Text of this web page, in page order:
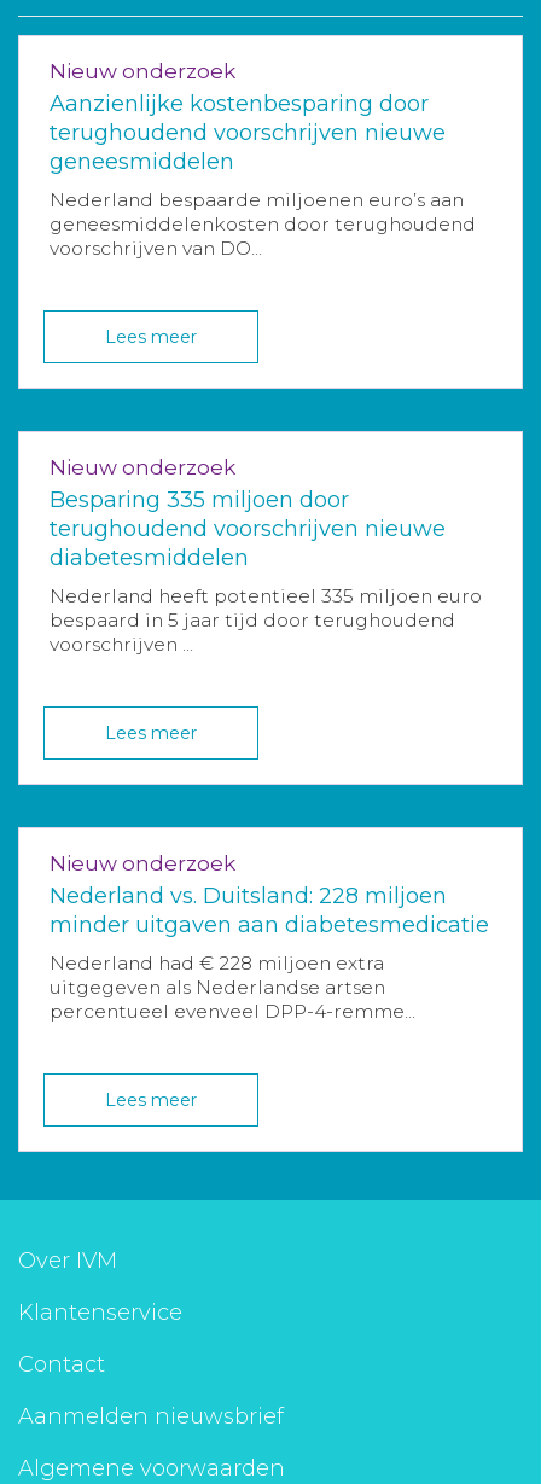
Nieuw onderzoek
Aanzienlijke kostenbesparing door
terughoudend voorschrijven nieuwe
geneesmiddelen
Nederland bespaarde miljoenen euro’s aan
geneesmiddelenkosten door terughoudend
voorschrijven van DO...
Lees meer
Nieuw onderzoek
Besparing 335 miljoen door
terughoudend voorschrijven nieuwe
diabetesmiddelen
Nederland heeft potentieel 335 miljoen euro
bespaard in 5 jaar tijd door terughoudend
voorschrijven ...
Lees meer
Nieuw onderzoek
Nederland vs. Duitsland: 228 miljoen
minder uitgaven aan diabetesmedicatie
Nederland had € 228 miljoen extra
uitgegeven als Nederlandse artsen
percentueel evenveel DPP-4-remme...
Lees meer
Over IVM
Klantenservice
Contact
Aanmelden nieuwsbrief
Algemene voorwaarden